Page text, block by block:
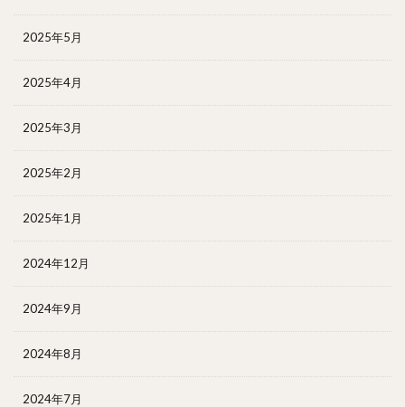
2025年5月
2025年4月
2025年3月
2025年2月
2025年1月
2024年12月
2024年9月
2024年8月
2024年7月